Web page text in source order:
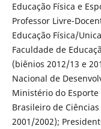
Educação Física e
Professor Livre-
Educação Física/
Faculdade de
(biênios 2012/13 e
Nacional de
Ministério do Esporte
Brasileiro de
2001/2002);